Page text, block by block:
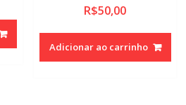
R$50,00
Adicionar ao carrinho